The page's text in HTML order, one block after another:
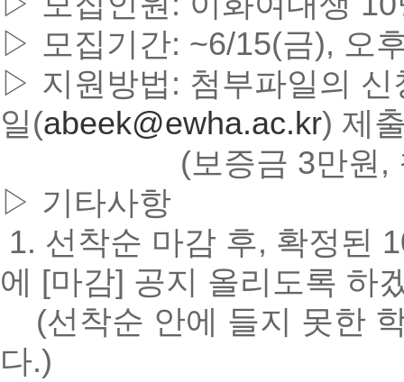
▷ 모집기간: ~6/15(금), 오
▷ 지원방법: 첨부파일의 신
일(abeek@ewha.ac.kr) 제
(보증금 3만원, 참
▷ 기타사항
1. 선착순 마감 후, 확정된
에 [마감] 공지 올리도록 하
(선착순 안에 들지 못한
다.)